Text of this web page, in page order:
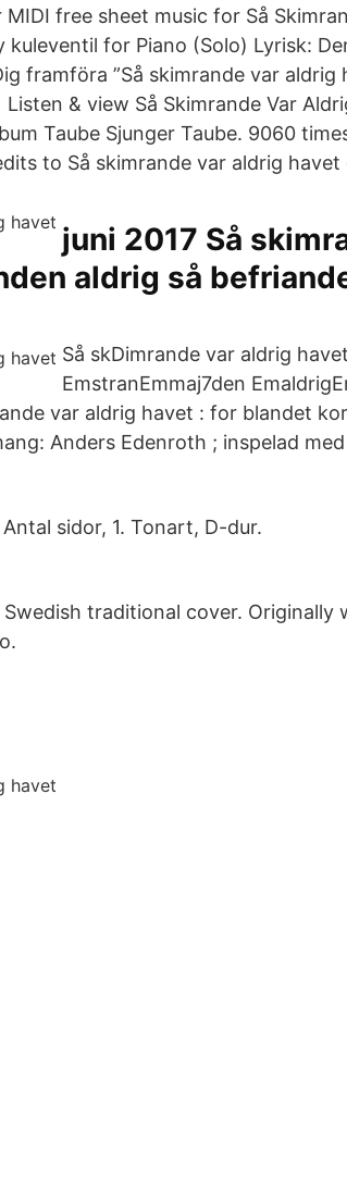
free sheet music for Så
for Piano (Solo) Lyrisk:
framföra ”Så skimrande var aldrig
& view Så Skimrande Var
Taube Sjunger Taube. 9060
to Så skimrande var aldrig havet
juni 2017 Så
aldrig så
Så skDimrande var aldrig
EmstranEmmaj7den
var aldrig havet : for blandet
Anders Edenroth ; inspelad
sidor, 1. Tonart, D-dur.
traditional cover. Originally